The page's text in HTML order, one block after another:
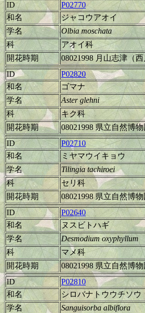
ID
P02770
和名
ジャコウアオイ
学名
Olbia moschata
科
アオイ科
開花時期
08021998 月山志津（西
ID
P02820
和名
ゴマナ
学名
Aster glehni
科
キク科
開花時期
08021998 県立自然博
ID
P02710
和名
ミヤマウイキョウ
学名
Tilingia tachiroei
科
セリ科
開花時期
08021998 県立自然博
ID
P02640
和名
ヌスビトハギ
学名
Desmodium oxyphyllum
科
マメ科
開花時期
08021998 県立自然博
ID
P02810
和名
シロバナトウウチソウ
学名
Sanguisorba albiflora